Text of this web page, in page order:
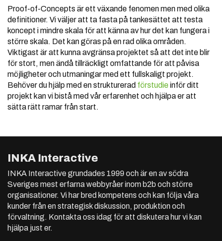
Proof-of-Concepts är ett växande fenomen men med olika
definitioner. Vi väljer att ta fasta på tankesättet att testa
koncept i mindre skala för att känna av hur det kan fungera i
större skala. Det kan göras på en rad olika områden.
Viktigast är att kunna avgränsa projektet så att det inte blir
för stort, men ändå tillräckligt omfattande för att påvisa
möjligheter och utmaningar med ett fullskaligt projekt.
Behöver du hjälp med en strukturerad förstudieinför ditt
projekt kan vi bistå med vår erfarenhet och hjälpa er att
sätta rätt ramar från start.
INKA Interactive
INKA Interactive grundades 1999 och är en av södra
Sveriges mest erfarna webbyråer inom b2b och större
organisationer. Vi har bred kompetens och kan följa våra
kunder från en strategisk diskussion, produktion och
förvaltning. Kontakta oss idag för att diskutera hur vi kan
hjälpa just er.